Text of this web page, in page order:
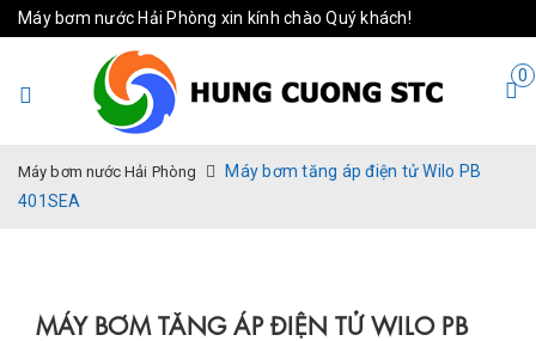
Máy bơm nước Hải Phòng xin kính chào Quý khách!
0
Máy bơm nước Hải Phòng
Máy bơm tăng áp điện tử Wilo PB
401SEA
MÁY BƠM TĂNG ÁP ĐIỆN TỬ WILO PB